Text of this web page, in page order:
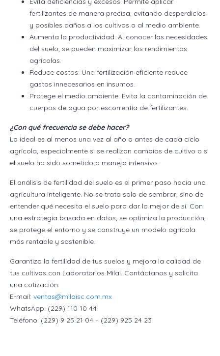
fertilizantes de manera precisa, evitando desperdicios
y posibles daños a los cultivos o al medio ambiente.
Aumenta la productividad: Al conocer las necesidades
del suelo, se pueden maximizar los rendimientos
agrícolas.
Reduce costos: Una fertilización eficiente reduce
gastos innecesarios en insumos.
Protege el medio ambiente: Evita la contaminación de
cuerpos de agua por escorrentía de fertilizantes.
¿Con qué frecuencia se debe hacer?
Lo ideal es al menos una vez al año o antes de cada ciclo
agrícola, especialmente si se realizan cambios de cultivo o si
el suelo ha sido sometido a manejo intensivo.
El análisis de fertilidad del suelo es el primer paso hacia una
agricultura inteligente. No se trata solo de sembrar, sino de
entender qué necesita el suelo para dar lo mejor de sí. Con
una estrategia basada en datos, se optimiza la producción,
se protege el entorno y se construye un modelo agrícola
más rentable y sostenible.
Garantiza la fertilidad de tus suelos y mejora la calidad de
tus cultivos con Laboratorios Milai. Contáctanos y solicita
una cotización:
E-mail: ventas@milaisc.com.mx
WhatsApp: (229) 110 10 44
Teléfono: (229) 9 25 21 04 – (229) 925 24 23